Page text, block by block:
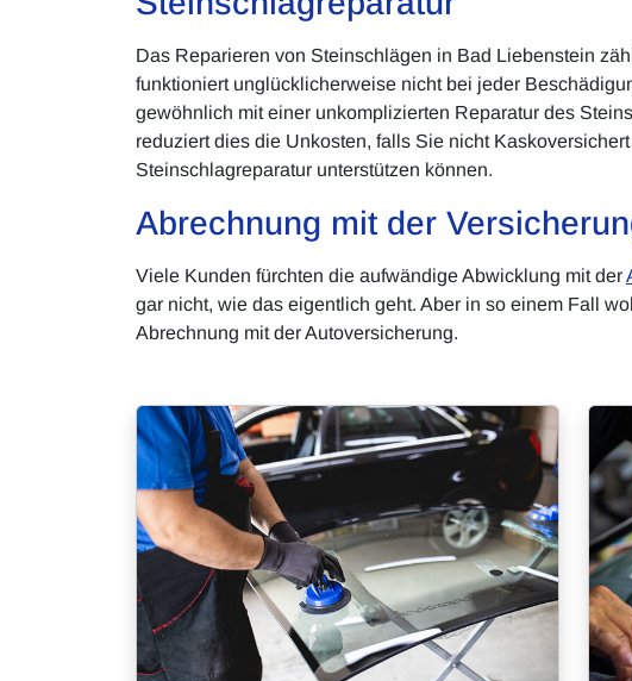
Das Reparieren von Steinschlägen in Bad Liebenstein
funktioniert unglücklicherweise nicht bei jeder
gewöhnlich mit einer unkomplizierten Reparatur des
reduziert dies die Unkosten, falls Sie nicht
Steinschlagreparatur unterstützen können.
Abrechnung mit der
Viele Kunden fürchten die aufwändige Abwicklung mit der
gar nicht, wie das eigentlich geht. Aber in so einem Fall
Abrechnung mit der Autoversicherung.